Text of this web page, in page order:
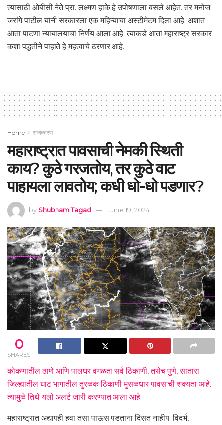
त्यासाठी ओबीसी नेते प्रा. लक्ष्मण हाके हे उपोषणाला बसले आहेत. तर मनोज
जरांगे पाटील यांनी सरकारला एक महिन्याचा अस्टीमेटम दिला आहे. अशात
आता पाटणा न्यायालयाचा निर्णय आला आहे. त्याकडे आता महाराष्ट्र सरकार
कशा पद्धतीने पाहाते हे महत्वाचे ठरणार आहे.
Home राजकारण
महाराष्ट्रात पावसाची नेमकी स्थिती
काय? कुठे गरजतोय, तर कुठे वाट
पाहायला लावतोय; कधी धो-धो पडणार?
by Shubham Tagad June 19, 2024
0
SHARES
कोकणातील ठाणे आणि पालघर वगळता सर्व ठिकाणी, तसेच पुणे, सातारा
जिल्ह्यातील घाट भागातील तुरळक ठिकाणी मुसळधार पावसाची शक्यता आहे.
त्यामुळे तिथे यलो अलर्ट जारी करण्यात आला आहे.
महाराष्ट्रात अद्यापही हवा तसा पाऊस पडताना दिसत नाहीय. विदर्भ,